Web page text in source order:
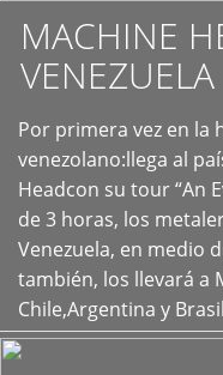
MACHINE
VENEZUELA
Por primera vez en la
venezolano:llega al
Headcon su tour “An
de 3 horas, los
Venezuela, en medio
también, los llevará a
Chile,Argentina y